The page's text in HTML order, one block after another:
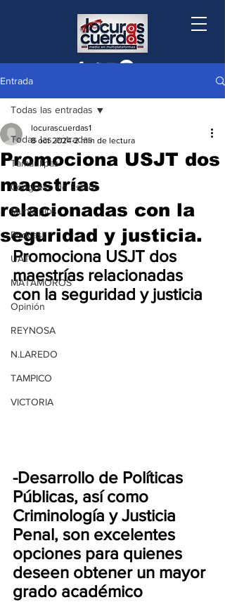
Entrada
Todas las entradas
Tamaulipas
Congreso de Estado
Municipios
Podcast
UAT
MATAMOROS
Opinión
REYNOSA
N.LAREDO
TAMPICO
VICTORIA
Todas las entradas
Promociona USJT dos
maestrías
relacionadas con la
seguridad y justicia.
locurascuerdas1
8 oct 2024 2 min de lectura
Promociona USJT dos
maestrías relacionadas
con la seguridad y justicia
-Desarrollo de Políticas
Públicas, así como
Criminología y Justicia
Penal, son excelentes
opciones para quienes
deseen obtener un mayor
grado académico